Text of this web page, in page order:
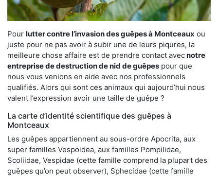
Pour lutter contre l’invasion des guêpes à Montceaux ou
juste pour ne pas avoir à subir une de leurs piqures, la
meilleure chose affaire est de prendre contact avecnotre
entreprise de destruction de nid de guêpes pour que
nous vous venions en aide avec nos professionnels
qualifiés. Alors qui sont ces animaux qui aujourd’hui nous
valent l’expression avoir une taille de guêpe ?
La carte d’identité scientifique des guêpes à
Montceaux
Les guêpes appartiennent au sous-ordre Apocrita, aux
super familles Vespoidea, aux familles Pompilidae,
Scoliidae, Vespidae (cette famille comprend la plupart des
guêpes qu’on peut observer), Sphecidae (cette famille